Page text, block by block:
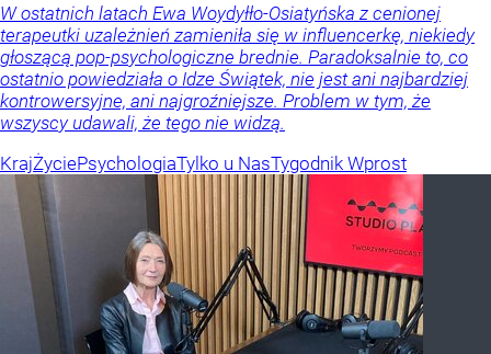
W ostatnich latach Ewa Woydyłło-Osiatyńska z cenionej
terapeutki uzależnień zamieniła się w influencerkę, niekiedy
głoszącą pop-psychologiczne brednie. Paradoksalnie to, co
ostatnio powiedziała o Idze Świątek, nie jest ani najbardziej
kontrowersyjne, ani najgroźniejsze. Problem w tym, że
wszyscy udawali, że tego nie widzą.
KrajŻyciePsychologiaTylko u NasTygodnik Wprost